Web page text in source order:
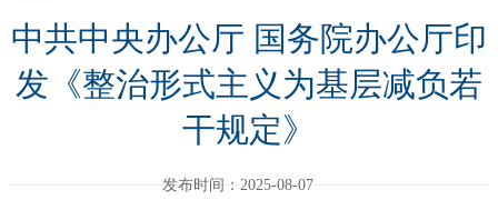
中共中央办公厅 国务院办公厅印
发《整治形式主义为基层减负若
干规定》
发布时间：2025-08-07